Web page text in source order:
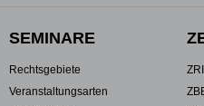
SEMINARE
Rechtsgebiete
Veranstaltungsarten
ZRI